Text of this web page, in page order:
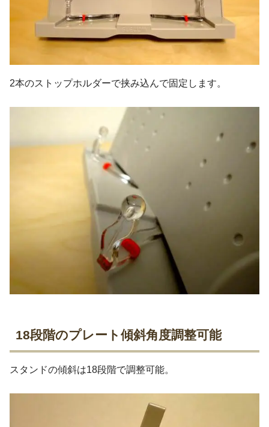
2本のストップホルダーで挟み込んで固定します。
18段階のプレート傾斜角度調整可能
スタンドの傾斜は18段階で調整可能。